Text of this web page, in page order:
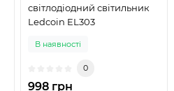
світлодіодний світильник
Ledcoin EL303
В наявності
0
998 грн